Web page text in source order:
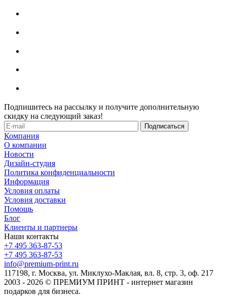
Подпишитесь на рассылку и получите дополнительную
скидку на следующий заказ!
Компания
О компании
Новости
Дизайн-студия
Политика конфиденциальности
Информация
Условия оплаты
Условия доставки
Помощь
Блог
Клиенты и партнеры
Наши контакты
+7 495 363-87-53
+7 495 363-87-53
info@premium-print.ru
117198, г. Москва, ул. Миклухо-Маклая, вл. 8, стр. 3, оф. 217
2003 - 2026 © ПРЕМИУМ ПРИНТ - интернет магазин
подарков для бизнеса.